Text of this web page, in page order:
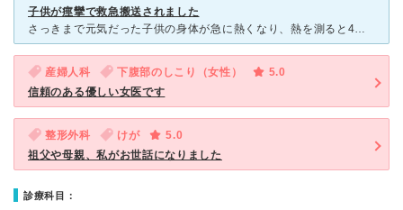
子供が痙攣で救急搬送されました
さっきまで元気だった子供の身体が急に熱くなり、熱を測ると40℃の高熱でした。 かかりつけ医に行く途中、車内で激しい痙攣を起こし救急要請をしてこちらの病院に搬送されました。 数分の痙攣で済み、意識も
産婦人科 下腹部のしこり（女性）
5.0
信頼のある優しい女医です
整形外科 けが
5.0
祖父や母親、私がお世話になりました
診療科目：